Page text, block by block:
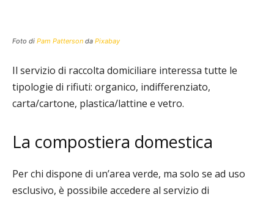
Foto di Pam Patterson da Pixabay
Il servizio di raccolta domiciliare interessa tutte le
tipologie di rifiuti: organico, indifferenziato,
carta/cartone, plastica/lattine e vetro.
La compostiera domestica
Per chi dispone di un’area verde, ma solo se ad uso
esclusivo, è possibile accedere al servizio di